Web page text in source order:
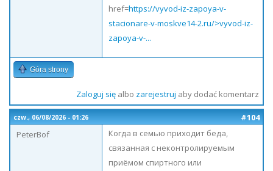
href=https://vyvod-iz-zapoya-v-
stacionare-v-moskve14-2.ru/>vyvod-iz-
zapoya-v-...
Góra strony
Zaloguj sięalbo zarejestruj aby dodać komentarz
czw., 06/08/2026 - 01:26
#104
PeterBof
Когда в семью приходит беда,
связанная с неконтролируемым
приёмом спиртного или